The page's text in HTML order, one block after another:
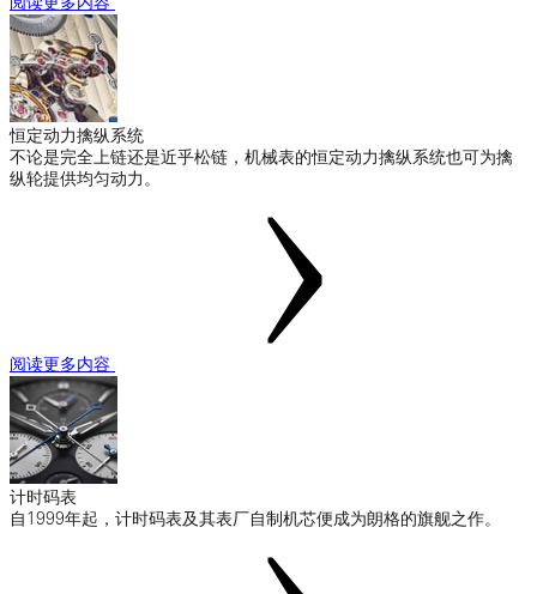
恒定动力擒纵系统
不论是完全上链还是近乎松链，机械表的恒定动力擒纵系统也可为擒
纵轮提供均匀动力。
阅读更多内容
计时码表
自1999年起，计时码表及其表厂自制机芯便成为朗格的旗舰之作。